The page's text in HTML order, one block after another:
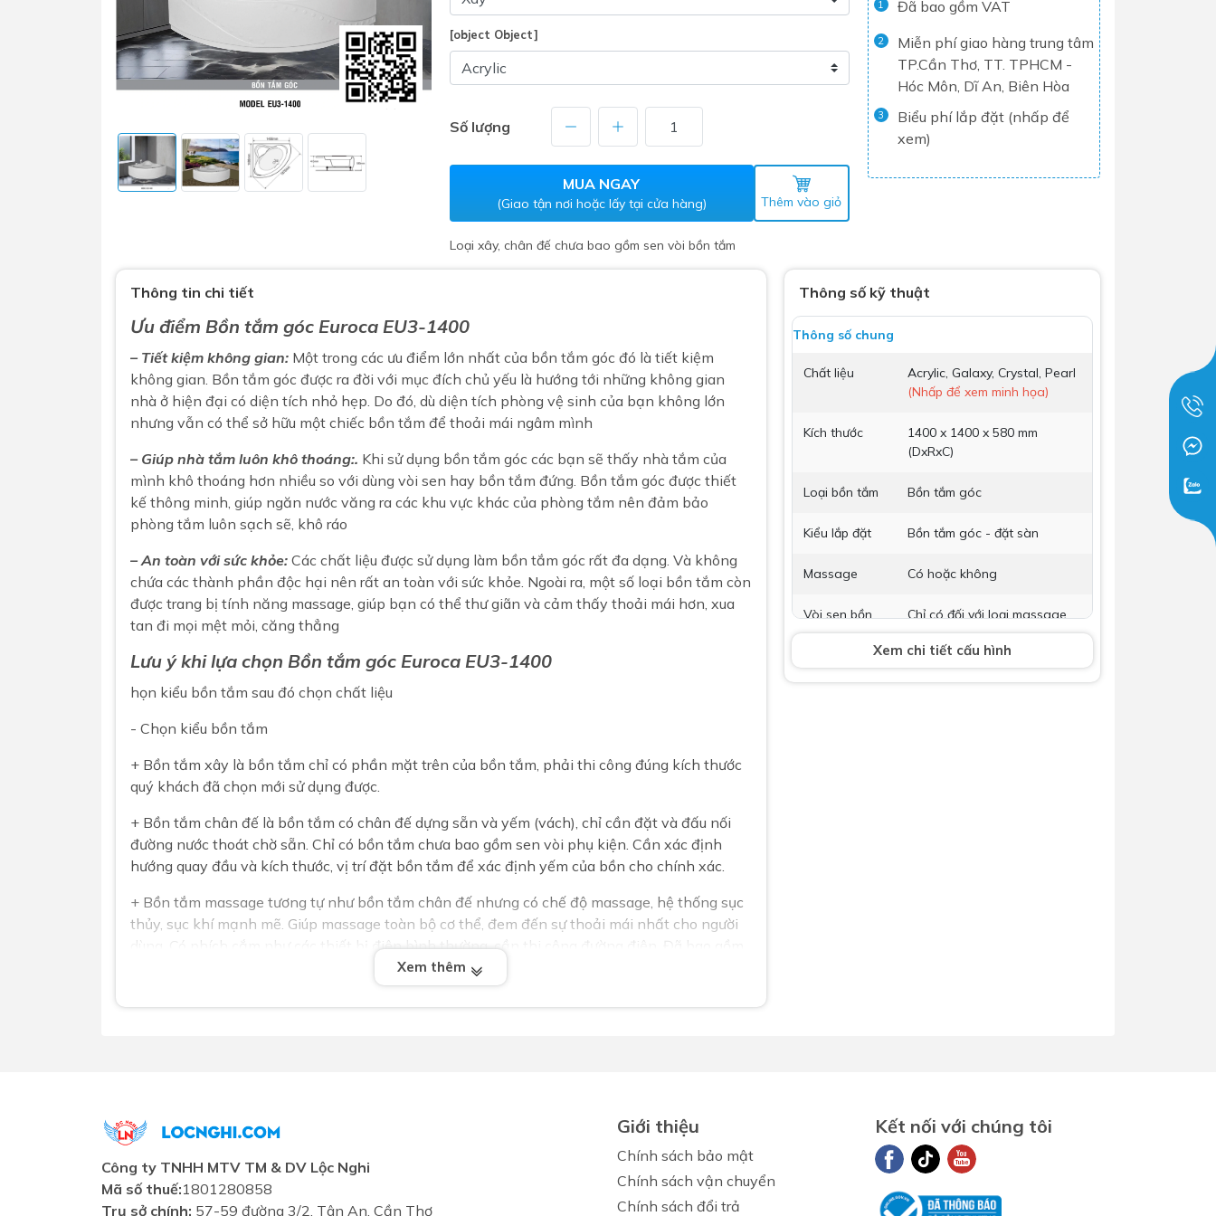
Sen tắm
Máy nước nóng gián tiếp
Tủ lạnh
Máy rửa chén
Nồi chiên không dầu
Nồi cơm điện
Gia dụng
Máy sấy tay
Nắp bồn cầu
Nắp điện tử
Combo thiết bị vệ sinh Lộc Nghi lựa
Combo Máy nước nóng năng lượng
Combo thiết bị vệ sinh cao cấp
Dịch Vụ Lắp Đặt Thiết Bị Ngành
Nước Lộc Nghi Cần Thơ – Chuyên
Nghiệp & Uy Tín
Kiện Nhà Tắm Lộc Nghi Cần Thơ –
Chuyên Nghiệp và Tận Tâm
Dịch Vụ Lắp Đặt Bồn Cầu &
Lavabo Lộc Nghi Cần Thơ –
[object Object]
Số lượng
MUA NGAY
(Giao tận nơi hoặc lấy tại cửa hàng) Thêm vào giỏ
Loại xây, chân đế chưa bao gồm sen vòi bồn tắm
1 Đã bao gồm VAT
2
Miễn phí giao hàng trung tâm
TP.Cần Thơ, TT. TPHCM -
Hóc Môn, Dĩ An, Biên Hòa
3
Biểu phí lắp đặt (nhấp để
xem)
Thông số kỹ thuật
Thông số chung
Chất liệu
Acrylic, Galaxy, Crystal, Pearl
(Nhấp để xem minh họa)
Kích thước
1400 x 1400 x 580 mm
(DxRxC)
Loại bồn tắm Bồn tắm góc
Kiểu lắp đặt Bồn tắm góc - đặt sàn
Massage Có hoặc không
Vòi sen bồn
tắm
Chỉ có đối với loại massage
Phụ kiện kèm
Không bao gồm
Xem chi tiết cấu hình
Thông tin chi tiết
Ưu điểm Bồn tắm góc Euroca EU3-1400
– Tiết kiệm không gian: Một trong các ưu điểm lớn nhất của bồn tắm góc đó là tiết kiệm
không gian. Bồn tắm góc được ra đời với mục đích chủ yếu là hướng tới những không gian
nhà ở hiện đại có diện tích nhỏ hẹp. Do đó, dù diện tích phòng vệ sinh của bạn không lớn
nhưng vẫn có thể sở hữu một chiếc bồn tắm để thoải mái ngâm mình
– Giúp nhà tắm luôn khô thoáng:. Khi sử dụng bồn tắm góc các bạn sẽ thấy nhà tắm của
mình khô thoáng hơn nhiều so với dùng vòi sen hay bồn tắm đứng. Bồn tắm góc được thiết
kế thông minh, giúp ngăn nước văng ra các khu vực khác của phòng tắm nên đảm bảo
phòng tắm luôn sạch sẽ, khô ráo
– An toàn với sức khỏe: Các chất liệu được sử dụng làm bồn tắm góc rất đa dạng. Và không
chứa các thành phần độc hại nên rất an toàn với sức khỏe. Ngoài ra, một số loại bồn tắm còn
được trang bị tính năng massage, giúp bạn có thể thư giãn và cảm thấy thoải mái hơn, xua
tan đi mọi mệt mỏi, căng thẳng
Lưu ý khi lựa chọn Bồn tắm góc Euroca EU3-1400
họn kiểu bồn tắm sau đó chọn chất liệu
- Chọn kiểu bồn tắm
+ Bồn tắm xây là bồn tắm chỉ có phần mặt trên của bồn tắm, phải thi công đúng kích thước
quý khách đã chọn mới sử dụng được.
+ Bồn tắm chân đế là bồn tắm có chân đế dựng sẵn và yếm (vách), chỉ cần đặt và đấu nối
đường nước thoát chờ sẵn. Chỉ có bồn tắm chưa bao gồm sen vòi phụ kiện. Cần xác định
hướng quay đầu và kích thước, vị trí đặt bồn tắm để xác định yếm của bồn cho chính xác.
+ Bồn tắm massage tương tự như bồn tắm chân đế nhưng có chế độ massage, hệ thống sục
thủy, sục khí mạnh mẽ. Giúp massage toàn bộ cơ thể, đem đến sự thoải mái nhất cho người
dùng. Có phích cắm như các thiết bị điện bình thường, cần thi công đường điện. Đã bao gồm
tất cả các phụ kiện tay sen vòi tắm. Cần xác định vị trí đặt bồn tắm để xác định yếm của
+ Chất liệu Milk Pearl
+ Chất liệu Galaxy: Siêu trắng kim tuyến
+ Chất liệu Pearl: Siêu trắng ngọc trai
Xem thêm
Công ty TNHH MTV TM & DV Lộc Nghi
Mã số thuế:1801280858
Trụ sở chính: 57-59 đường 3/2, Tân An, Cần Thơ
Giới thiệu
Chính sách bảo mật
Chính sách vận chuyển
Chính sách đổi trả
Kết nối với chúng tôi